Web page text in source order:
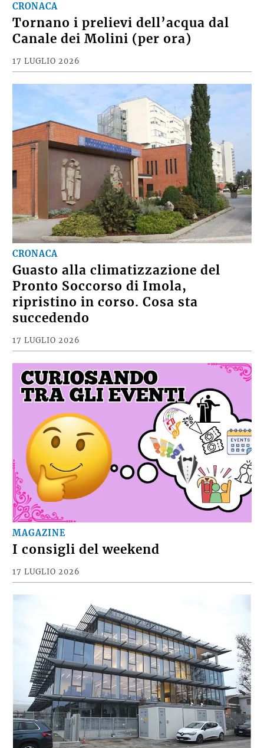
CRONACA
Tornano i prelievi dell’acqua dal
Canale dei Molini (per ora)
17 LUGLIO 2026
CRONACA
Guasto alla climatizzazione del
Pronto Soccorso di Imola,
ripristino in corso. Cosa sta
succedendo
17 LUGLIO 2026
MAGAZINE
I consigli del weekend
17 LUGLIO 2026